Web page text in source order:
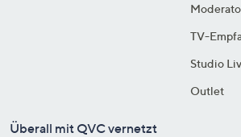
TV-
Studio
Outlet
Überall mit QVC vernetzt